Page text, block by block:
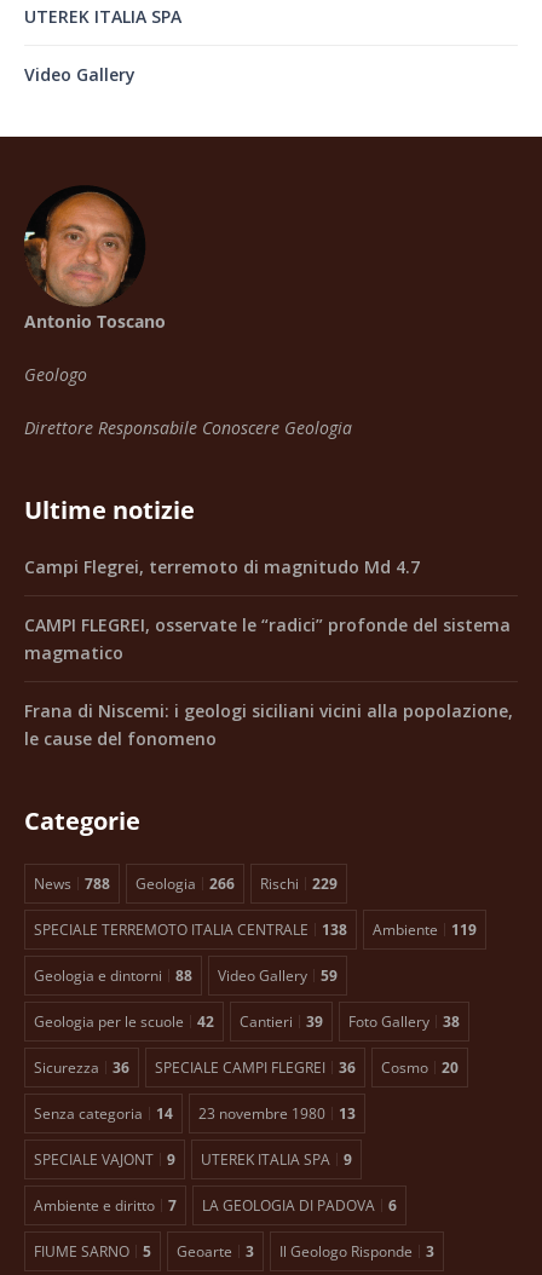
UTEREK ITALIA SPA
Video Gallery
Antonio Toscano
Geologo
Direttore Responsabile Conoscere Geologia
Ultime notizie
Campi Flegrei, terremoto di magnitudo Md 4.7
CAMPI FLEGREI, osservate le “radici” profonde del sistema
magmatico
Frana di Niscemi: i geologi siciliani vicini alla popolazione,
le cause del fonomeno
Categorie
News 788 Geologia 266 Rischi 229
SPECIALE TERREMOTO ITALIA CENTRALE 138 Ambiente 119
Geologia e dintorni 88 Video Gallery 59
Geologia per le scuole 42 Cantieri 39 Foto Gallery 38
Sicurezza 36 SPECIALE CAMPI FLEGREI 36 Cosmo 20
Senza categoria 14 23 novembre 1980 13
SPECIALE VAJONT 9 UTEREK ITALIA SPA 9
Ambiente e diritto 7 LA GEOLOGIA DI PADOVA 6
FIUME SARNO 5 Geoarte 3 Il Geologo Risponde 3